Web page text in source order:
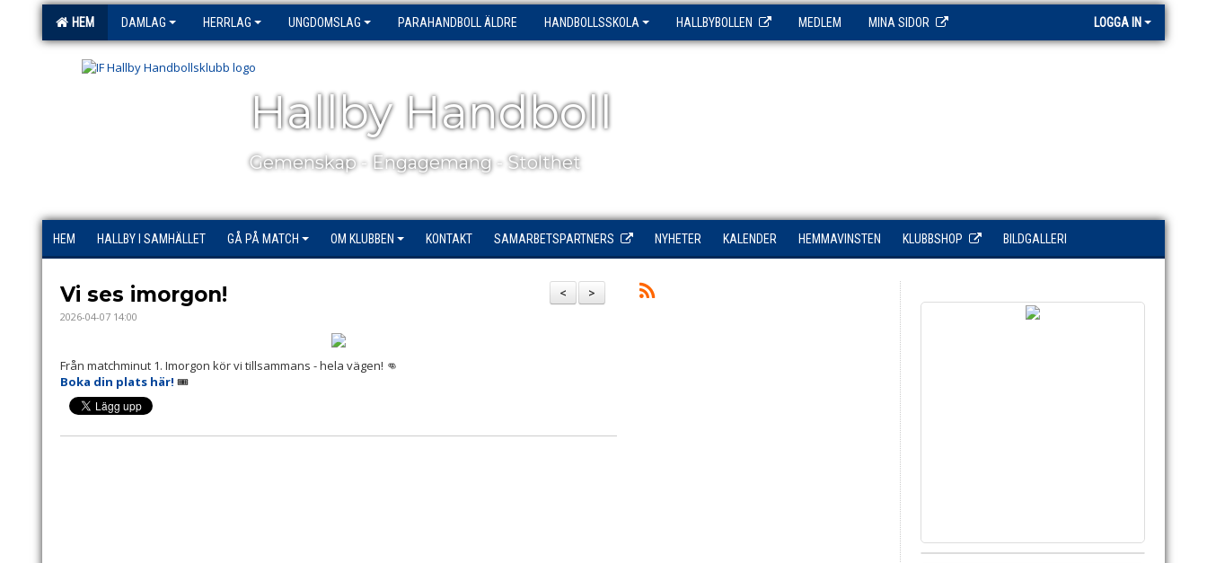
HEM DAMLAG HERRLAG UNGDOMSLAG PARAHANDBOLL ÄLDRE HANDBOLLSSKOLA HALLBYBOLLEN MEDLEM MINA SIDOR LOGGA IN
Hallby Handboll
Gemenskap - Engagemang - Stolthet
HEM HALLBY I SAMHÄLLET GÅ PÅ MATCH OM KLUBBEN KONTAKT SAMARBETSPARTNERS NYHETER KALENDER HEMMAVINSTEN KLUBBSHOP BILDGALLERI
>
<
Vi ses imorgon!
2026-04-07 14:00
Från matchminut 1. Imorgon kör vi tillsammans - hela vägen! 👊
Boka din plats här! 🎟